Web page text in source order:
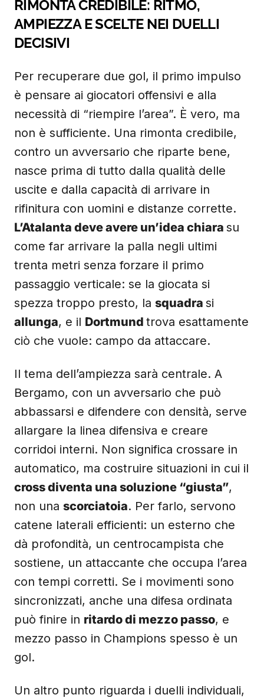
RIMONTA CREDIBILE: RITMO,
AMPIEZZA E SCELTE NEI DUELLI
DECISIVI
Per recuperare due gol, il primo impulso
è pensare ai giocatori offensivi e alla
necessità di “riempire l’area”. È vero, ma
non è sufficiente. Una rimonta credibile,
contro un avversario che riparte bene,
nasce prima di tutto dalla qualità delle
uscite e dalla capacità di arrivare in
rifinitura con uomini e distanze corrette.
L’Atalanta deve avere un’idea chiara su
come far arrivare la palla negli ultimi
trenta metri senza forzare il primo
passaggio verticale: se la giocata si
spezza troppo presto, la squadra si
allunga, e il Dortmund trova esattamente
ciò che vuole: campo da attaccare.
Il tema dell’ampiezza sarà centrale. A
Bergamo, con un avversario che può
abbassarsi e difendere con densità, serve
allargare la linea difensiva e creare
corridoi interni. Non significa crossare in
automatico, ma costruire situazioni in cui il
cross diventa una soluzione “giusta”,
non una scorciatoia. Per farlo, servono
catene laterali efficienti: un esterno che
dà profondità, un centrocampista che
sostiene, un attaccante che occupa l’area
con tempi corretti. Se i movimenti sono
sincronizzati, anche una difesa ordinata
può finire in ritardo di mezzo passo, e
mezzo passo in Champions spesso è un
gol.
Un altro punto riguarda i duelli individuali,